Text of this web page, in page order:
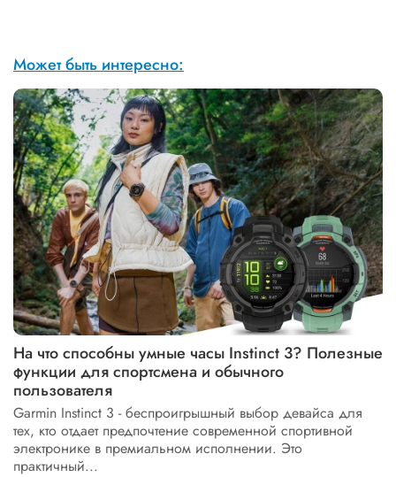
Может быть интересно:
На что способны умные часы Instinct 3? Полезные
функции для спортсмена и обычного
пользователя
Garmin Instinct 3 - беспроигрышный выбор девайса для
тех, кто отдает предпочтение современной спортивной
электронике в премиальном исполнении. Это
практичный...